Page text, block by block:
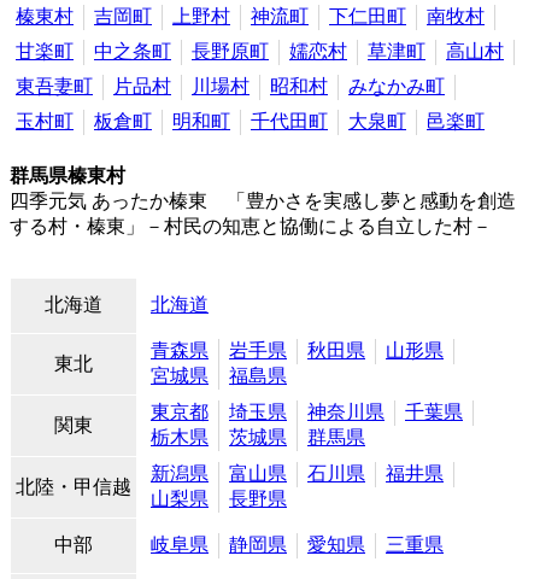
榛東村
吉岡町 上野村 神流町 下仁田町
南牧村
甘楽町
中之条町 長野原町 嬬恋村 草津町
高山村
東吾妻町
片品村 川場村 昭和村
みなかみ町
玉村町
板倉町 明和町 千代田町 大泉町 邑楽町
群馬県榛東村
四季元気 あったか榛東 「豊かさを実感し夢と感動を創造
する村・榛東」－村民の知恵と協働による自立した村－
北海道 北海道
東北
青森県 岩手県 秋田県
山形県
宮城県
福島県
関東
東京都 埼玉県 神奈川県
千葉県
栃木県
茨城県 群馬県
北陸・甲信越
新潟県 富山県 石川県
福井県
山梨県
長野県
中部 岐阜県 静岡県 愛知県 三重県